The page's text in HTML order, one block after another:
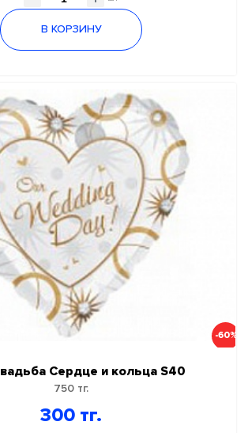
В КОРЗИНУ
-60%
Сердце и кольца S40
750 тг.
300 тг.